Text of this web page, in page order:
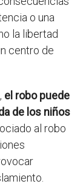
o una
la libertad
centro de
el robo puede
de los niños
al robo